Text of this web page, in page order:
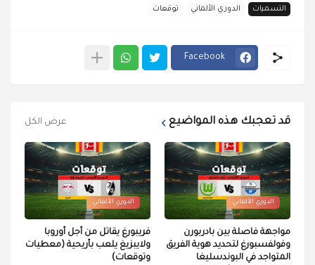
التسميات الدوري الألماني توقعات
Facebook
قد تعجبك هذه المواضيع عرض الكل
الدوري الألماني
مواجهة فاصلة بين بادربورن
وفولفسبورغ لتحديد هوية الفريق
المتواجد في البوندسليغا
الدوري الألماني
فريبورغ يقاتل من أجل أوروبا
ولايبزيغ يلعب بأريحية (معطيات
وتوقعات)